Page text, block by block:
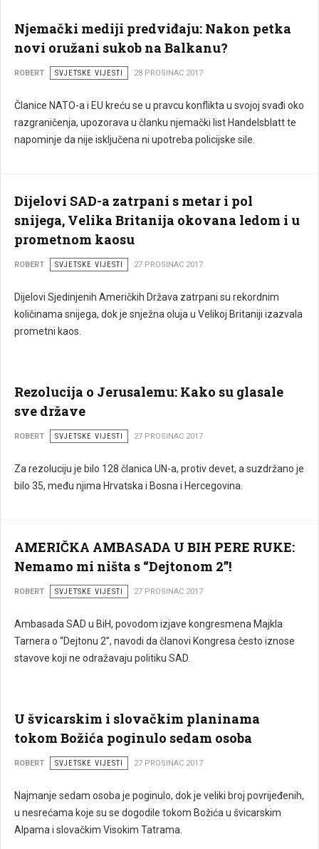
Njemački mediji predviđaju: Nakon petka
novi oružani sukob na Balkanu?
ROBERT SVJETSKE VIJESTI 28 PROSINAC 2017
Članice NATO-a i EU kreću se u pravcu konflikta u svojoj svađi oko
razgraničenja, upozorava u članku njemački list Handelsblatt te
napominje da nije isključena ni upotreba policijske sile.
Dijelovi SAD-a zatrpani s metar i pol
snijega, Velika Britanija okovana ledom i u
prometnom kaosu
ROBERT SVJETSKE VIJESTI 27 PROSINAC 2017
Dijelovi Sjedinjenih Američkih Država zatrpani su rekordnim
količinama snijega, dok je snježna oluja u Velikoj Britaniji izazvala
prometni kaos.
Rezolucija o Jerusalemu: Kako su glasale
sve države
ROBERT SVJETSKE VIJESTI 27 PROSINAC 2017
Za rezoluciju je bilo 128 članica UN-a, protiv devet, a suzdržano je
bilo 35, među njima Hrvatska i Bosna i Hercegovina.
AMERIČKA AMBASADA U BIH PERE RUKE:
Nemamo mi ništa s “Dejtonom 2”!
ROBERT SVJETSKE VIJESTI 27 PROSINAC 2017
Ambasada SAD u BiH, povodom izjave kongresmena Majkla
Tarnera o “Dejtonu 2”, navodi da članovi Kongresa često iznose
stavove koji ne odražavaju politiku SAD.
U švicarskim i slovačkim planinama
tokom Božića poginulo sedam osoba
ROBERT SVJETSKE VIJESTI 27 PROSINAC 2017
Najmanje sedam osoba je poginulo, dok je veliki broj povrijeđenih,
u nesrećama koje su se dogodile tokom Božića u švicarskim
Alpama i slovačkim Visokim Tatrama.